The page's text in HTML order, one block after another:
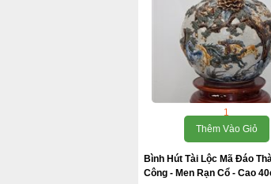
1
Thêm Vào Giỏ
Bình Hút Tài Lộc Mã Đáo
Công - Men Rạn Cổ - Cao